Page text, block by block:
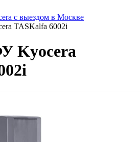
с выездом в Москве
TASKalfa 6002i
Kyocera